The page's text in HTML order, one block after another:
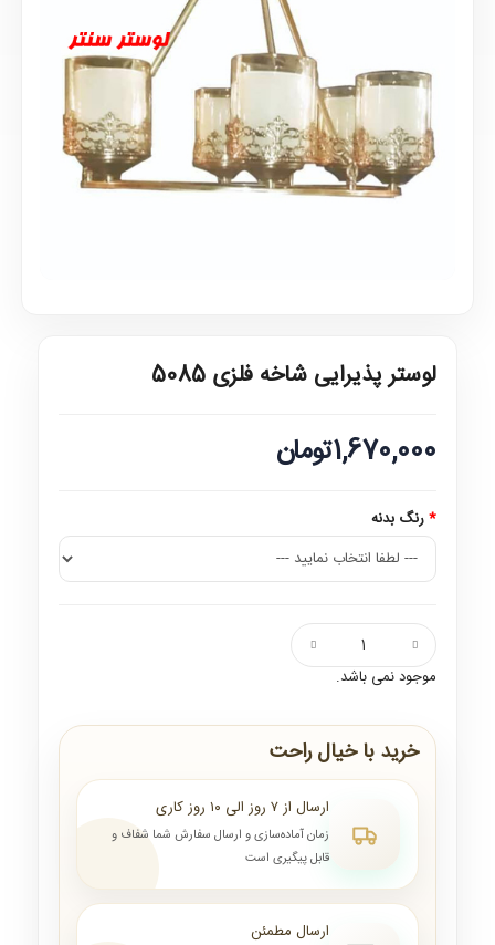
لوستر پذیرایی شاخه فلزی 5085
1,670,000تومان
رنگ بدنه
موجود نمی باشد.
خرید با خیال راحت
ارسال از ۷ روز الی ۱۰ روز کاری
زمان آماده‌سازی و ارسال سفارش شما شفاف و
قابل پیگیری است
ارسال مطمئن